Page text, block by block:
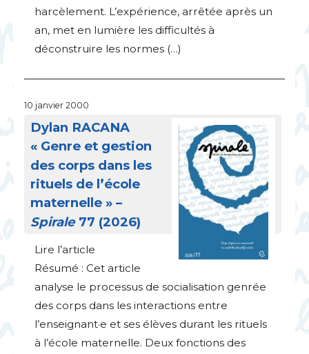
harcèlement. L’expérience, arrêtée après un
an, met en lumière les difficultés à
déconstruire les normes (…)
10 janvier 2000
Dylan RACANA
« Genre et gestion
des corps dans les
rituels de l’école
maternelle » –
Spirale77 (2026)
Lire l’article
Résumé : Cet article
analyse le processus de socialisation genrée
des corps dans les interactions entre
l’enseignant·e et ses élèves durant les rituels
à l’école maternelle. Deux fonctions des